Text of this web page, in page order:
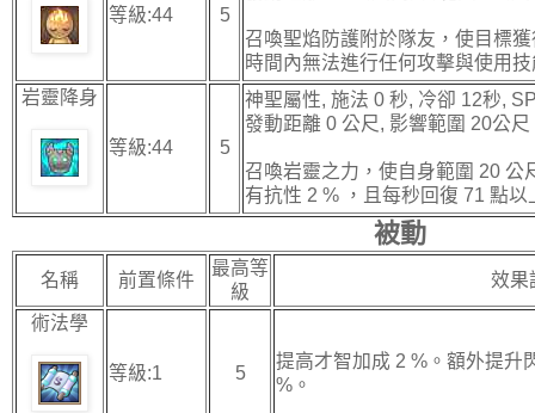
等級:44 5
召喚聖焰防護附於隊友，使目標
時間內無法進行任何攻擊與使用
岩靈降身
等級:44 5
神聖屬性, 施法 0 秒, 冷卻 12秒,
發動距離 0 公尺, 影響範圍 20公尺
召喚岩靈之力，使自身範圍 20 公
有抗性 2 % ，且每秒回復 71 點
被動
名稱 前置條件
最高等
級
效果
術法學
等級:1 5
提高才智加成 2 %。額外提升
%。